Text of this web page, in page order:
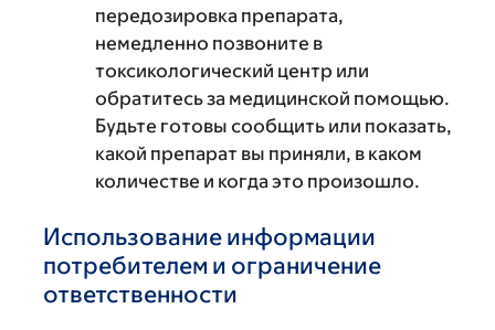
передозировка препарата,
немедленно позвоните в
токсикологический центр или
обратитесь за медицинской помощью.
Будьте готовы сообщить или показать,
какой препарат вы приняли, в каком
количестве и когда это произошло.
Использование информации
потребителем и ограничение
ответственности